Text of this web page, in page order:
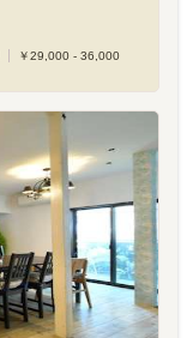
￥29,000 - 36,000